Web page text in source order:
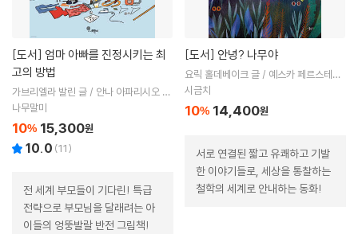
[도서]
고의 방법
가브리엘라 발린 글 / 안나 아파리시오 카
탈라 그림 / 김여진 역
나무말미
10% 15,300원
10.0 (11)
전 세계 부모들이 기다린! 특급
전략으로 부모님을 달래려는 아
이들의 엉뚱발랄 반전 그림책!
[도서] 안녕? 나무야
요릭 홀데베이크 글 / 예스카 페르스테헌
그림 / 정신재 역
시금치
10% 14,400원
서로 연결된 짧고 유쾌하고 기발
한 이야기들로, 세상을 통찰하는
철학의 세계로 안내하는 동화!